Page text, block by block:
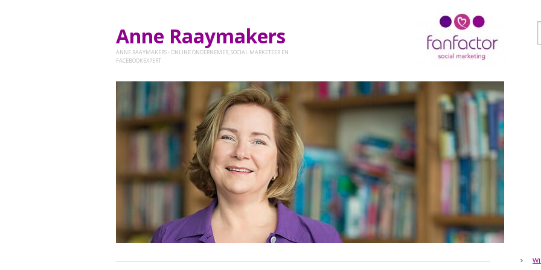
Anne Raaymakers
ANNE RAAYMAKERS - ONLINE ONDERNEMER, SOCIAL MARKETEER EN
FACEBOOKEXPERT